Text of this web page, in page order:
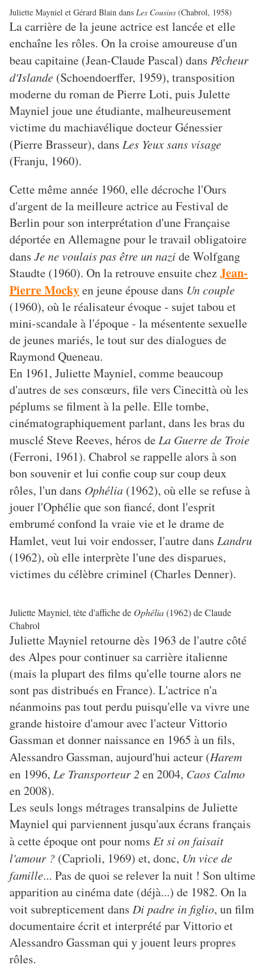
Juliette Mayniel et Gérard Blain dans Les Cousins (Chabrol, 1958)
La carrière de la jeune actrice est lancée et elle
enchaîne les rôles. On la croise amoureuse d'un
beau capitaine (Jean-Claude Pascal) dans Pêcheur
d'Islande (Schoendoerffer, 1959), transposition
moderne du roman de Pierre Loti, puis Julette
Mayniel joue une étudiante, malheureusement
victime du machiavélique docteur Génessier
(Pierre Brasseur), dans Les Yeux sans visage
(Franju, 1960).
Cette même année 1960, elle décroche l'Ours
d'argent de la meilleure actrice au Festival de
Berlin pour son interprétation d'une Française
déportée en Allemagne pour le travail obligatoire
dans Je ne voulais pas être un nazide Wolfgang
Staudte (1960). On la retrouve ensuite chezJean-
Pierre Mockyen jeune épouse dans Un couple
(1960), où le réalisateur évoque - sujet tabou et
mini-scandale à l'époque - la mésentente sexuelle
de jeunes mariés, le tout sur des dialogues de
Raymond Queneau.
En 1961, Juliette Mayniel, comme beaucoup
d'autres de ses consœurs, file vers Cinecittà où les
péplums se filment à la pelle. Elle tombe,
cinématographiquement parlant, dans les bras du
musclé Steve Reeves, héros de La Guerre de Troie
(Ferroni, 1961). Chabrol se rappelle alors à son
bon souvenir et lui confie coup sur coup deux
rôles, l'un dans Ophélia (1962), où elle se refuse à
jouer l'Ophélie que son fiancé, dont l'esprit
embrumé confond la vraie vie et le drame de
Hamlet, veut lui voir endosser, l'autre dans Landru
(1962), où elle interprète l'une des disparues,
victimes du célèbre criminel (Charles Denner).
Juliette Mayniel, tête d'affiche de Ophélia(1962) de Claude
Chabrol
Juliette Mayniel retourne dès 1963 de l'autre côté
des Alpes pour continuer sa carrière italienne
(mais la plupart des films qu'elle tourne alors ne
sont pas distribués en France). L'actrice n'a
néanmoins pas tout perdu puisqu'elle va vivre une
grande histoire d'amour avec l'acteur Vittorio
Gassman et donner naissance en 1965 à un fils,
Alessandro Gassman, aujourd'hui acteur (Harem
en 1996, Le Transporteur 2 en 2004, Caos Calmo
en 2008).
Les seuls longs métrages transalpins de Juliette
Mayniel qui parviennent jusqu'aux écrans français
à cette époque ont pour noms Et si on faisait
l'amour ? (Caprioli, 1969) et, donc, Un vice de
famille... Pas de quoi se relever la nuit ! Son ultime
apparition au cinéma date (déjà...) de 1982. On la
voit subrepticement dans Di padre in figlio, un film
documentaire écrit et interprété par Vittorio et
Alessandro Gassman qui y jouent leurs propres
rôles.